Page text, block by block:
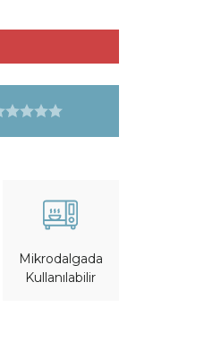
Mikrodalgada
Kullanılabilir